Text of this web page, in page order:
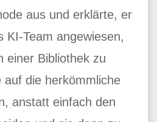
aus und erklärte, er
KI-Team angewiesen,
einer Bibliothek zu
auf die herkömmliche
anstatt einfach den